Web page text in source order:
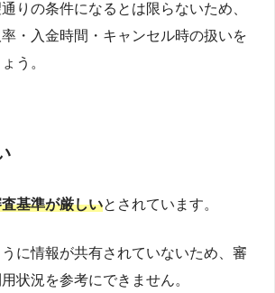
りの条件になるとは限らないため、
・入金時間・キャンセル時の扱いを
う。
基準が厳しいとされています。
に情報が共有されていないため、審
状況を参考にできません。